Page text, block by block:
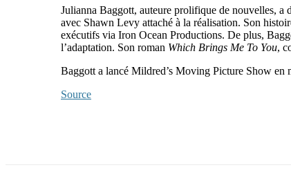
Julianna Baggott, auteure prolifique de nouvelles, a
avec Shawn Levy attaché à la réalisation. Son
exécutifs via Iron Ocean Productions. De plus,
l’adaptation. Son roman Which Brings Me To You,
Baggott a lancé Mildred’s Moving Picture Show en
Source